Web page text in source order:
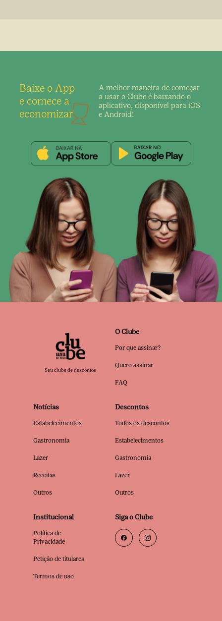
Baixe o App
e comece a
economizar
A melhor maneira de começar
a usar o Clube é baixando o
aplicativo, disponível para iOS
e Android!
Seu clube de descontos
O Clube
Por que assinar?
Quero assinar
FAQ
Notícias
Estabelecimentos
Gastronomia
Lazer
Receitas
Outros
Descontos
Todos os descontos
Estabelecimentos
Gastronomia
Lazer
Outros
Institucional
Política de
Privacidade
Petição de titulares
Termos de uso
Siga o Clube